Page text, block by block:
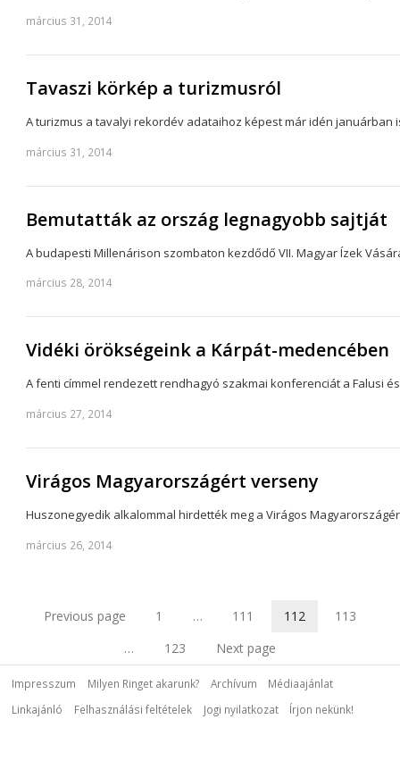
március 31, 2014
Tavaszi körkép a turizmusról
A turizmus a tavalyi rekordév adataihoz képest már idén
március 31, 2014
Bemutatták az ország legnagyobb sajtját
A budapesti Millenárison szombaton kezdődő VII. Magyar Ízek
március 28, 2014
Vidéki örökségeink a Kárpát-medencében
A fenti címmel rendezett rendhagyó szakmai konferenciát a Falusi
március 27, 2014
Virágos Magyarországért verseny
Huszonegyedik alkalommal hirdették meg a Virágos
március 26, 2014
Previous page Page
1 … Page
111 Page
112 Page
113
…
Page
123 Next page
Impresszum Milyen Ringet akarunk? Archívum
Médiaajánlat
Linkajánló
Felhasználási feltételek Jogi nyilatkozat Írjon nekünk!